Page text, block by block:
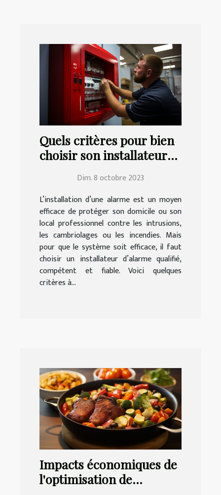
Quels critères pour bien
choisir son installateur
Dim. 8 octobre 2023
L’installation d’une alarme est un moyen
efficace de protéger son domicile ou son
local professionnel contre les intrusions,
les cambriolages ou les incendies. Mais
pour que le système soit efficace, il faut
choisir un installateur d’alarme qualifié,
compétent et fiable. Voici quelques
critères à...
Impacts économiques de
l'optimisation de